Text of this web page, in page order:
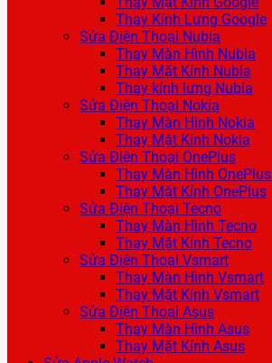
Thay Kính Lưng Google
Sửa Điện Thoại Nubia
Thay Màn Hình Nubia
Thay Mặt Kính Nubia
Thay kính lưng Nubia
Sửa Điện Thoại Nokia
Thay Màn Hình Nokia
Thay Mặt Kính Nokia
Sửa Điện Thoại OnePlus
Thay Màn Hình OnePlus
Thay Mặt Kính OnePlus
Sửa Điện Thoại Tecno
Thay Màn Hình Tecno
Thay Mặt Kính Tecno
Sửa Điện Thoại Vsmart
Thay Màn Hình Vsmart
Thay Mặt Kính Vsmart
Sửa Điện Thoại Asus
Thay Màn Hình Asus
Thay Mặt Kính Asus